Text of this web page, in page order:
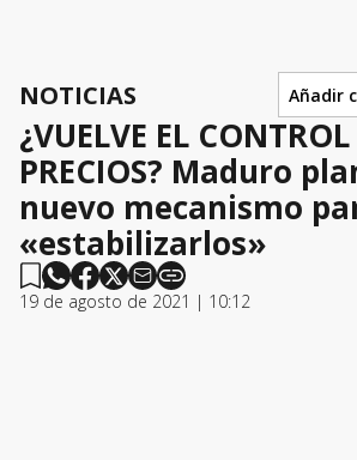
NOTICIAS Añadir
¿VUELVE EL CONTROL
PRECIOS? Maduro
nuevo mecanismo
«estabilizarlos»
19 de agosto de 2021 | 10:12